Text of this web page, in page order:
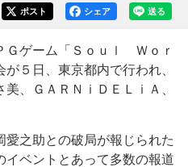
送る
シェア
ポスト
ゲーム「Ｓｏｕｌ Ｗｏｒ
５日、東京都内で行われ、
、ＧＡＲＮｉＤＥＬｉＡ、
之助との破局が報じられた
イベントとあって多数の報道